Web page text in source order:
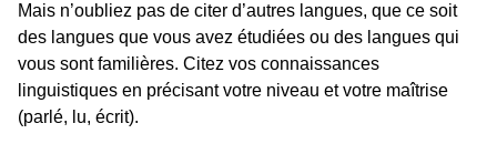
Mais n’oubliez pas de citer d’autres langues, que ce soit
des langues que vous avez étudiées ou des langues qui
vous sont familières. Citez vos connaissances
linguistiques en précisant votre niveau et votre maîtrise
(parlé, lu, écrit).